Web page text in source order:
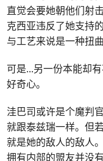
直觉会要她朝他们射
克西亚违反了她支持
与工艺来说是一种扭
可是...另一份本能却
好奇心。
洼巴司或许是个魔判
就跟泰兹瑞一样。但
就是她的敌人的敌人
拥有内部的盟友并没